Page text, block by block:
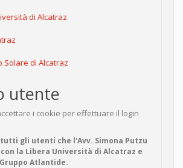
di Alcatraz
Solare di Alcatraz
utente
i cookie per effettuare il login
tutti gli utenti che l'Avv. Simona Putzu
la Libera Università di Alcatraz e
Atlantide.